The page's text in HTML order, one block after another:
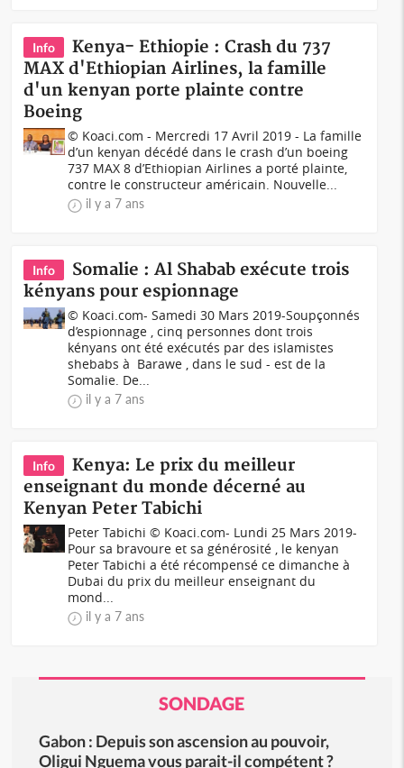
Info
Kenya- Ethiopie : Crash du 737
MAX d'Ethiopian Airlines, la famille
d'un kenyan porte plainte contre
Boeing
© Koaci.com - Mercredi 17 Avril 2019 - La famille
d’un kenyan décédé dans le crash d’un boeing
737 MAX 8 d’Ethiopian Airlines a porté plainte,
contre le constructeur américain. Nouvelle...
il y a 7 ans
Info
Somalie : Al Shabab exécute trois
kényans pour espionnage
© Koaci.com- Samedi 30 Mars 2019-Soupçonnés
d’espionnage , cinq personnes dont trois
kényans ont été exécutés par des islamistes
shebabs à Barawe , dans le sud - est de la
Somalie. De...
il y a 7 ans
Info
Kenya: Le prix du meilleur
enseignant du monde décerné au
Kenyan Peter Tabichi
Peter Tabichi © Koaci.com- Lundi 25 Mars 2019-
Pour sa bravoure et sa générosité , le kenyan
Peter Tabichi a été récompensé ce dimanche à
Dubai du prix du meilleur enseignant du
mond...
il y a 7 ans
SONDAGE
Gabon : Depuis son ascension au pouvoir,
Oligui Nguema vous parait-il compétent ?